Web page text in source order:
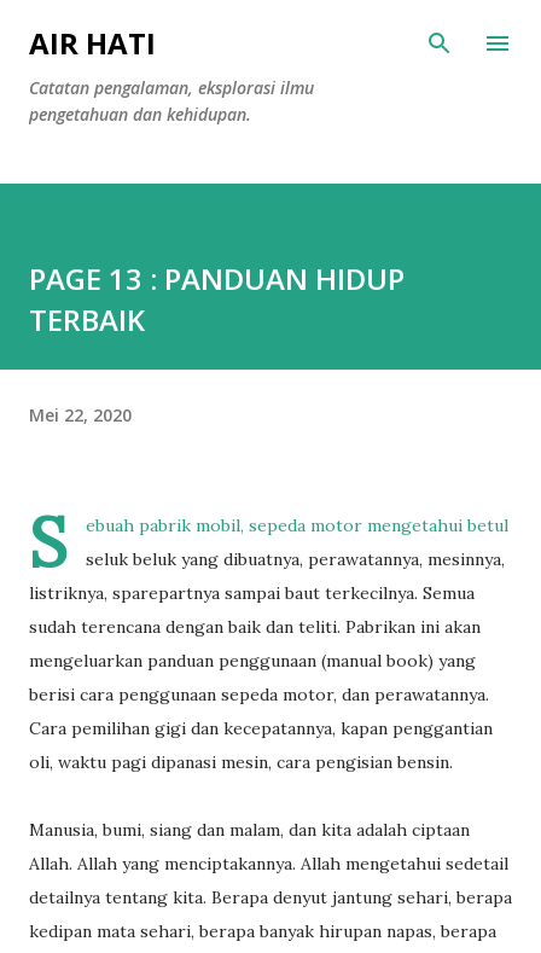
AIR HATI
Catatan pengalaman, eksplorasi ilmu
pengetahuan dan kehidupan.
PAGE 13 : PANDUAN HIDUP
TERBAIK
Mei 22, 2020
S
ebuah pabrik mobil, sepeda motor mengetahui betul
seluk beluk yang dibuatnya, perawatannya, mesinnya,
listriknya, sparepartnya sampai baut terkecilnya. Semua
sudah terencana dengan baik dan teliti. Pabrikan ini akan
mengeluarkan panduan penggunaan (manual book) yang
berisi cara penggunaan sepeda motor, dan perawatannya.
Cara pemilihan gigi dan kecepatannya, kapan penggantian
oli, waktu pagi dipanasi mesin, cara pengisian bensin.
Manusia, bumi, siang dan malam, dan kita adalah ciptaan
Allah. Allah yang menciptakannya. Allah mengetahui sedetail
detailnya tentang kita. Berapa denyut jantung sehari, berapa
kedipan mata sehari, berapa banyak hirupan napas, berapa